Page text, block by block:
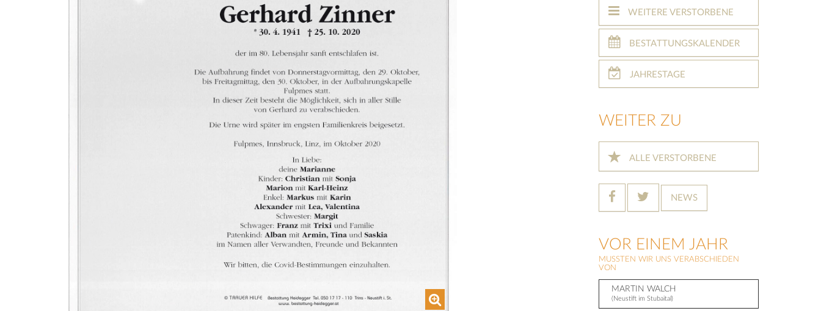
WEITERE VERSTORBENE
BESTATTUNGSKALENDER
JAHRESTAGE
WEITER ZU
ALLE VERSTORBENE
NEWS
VOR EINEM JAHR
MUSSTEN WIR UNS VERABSCHIEDEN
VON
MARTIN WALCH
(Neustift im Stubaital)